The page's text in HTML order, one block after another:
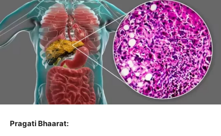
Pragati Bhaarat: